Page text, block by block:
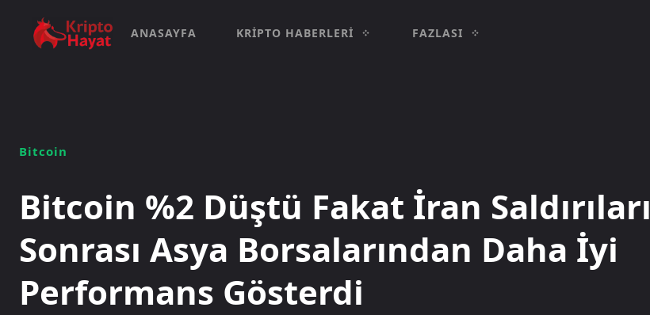
ANASAYFA KRIPTO HABERLERI FAZLASI
Bitcoin
Bitcoin %2 Düştü Fakat İran Saldırıları
Sonrası Asya Borsalarından Daha İyi
Performans Gösterdi